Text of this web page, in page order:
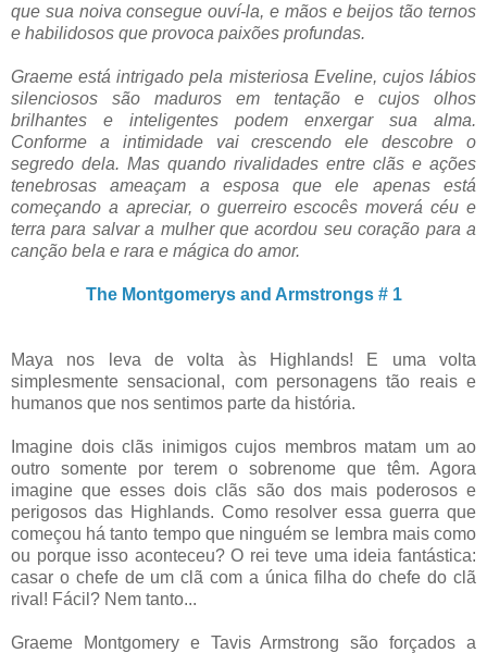
que sua noiva consegue ouví-la, e mãos e beijos tão ternos
e habilidosos que provoca paixões profundas.
Graeme está intrigado pela misteriosa Eveline, cujos lábios
silenciosos são maduros em tentação e cujos olhos
brilhantes e inteligentes podem enxergar sua alma.
Conforme a intimidade vai crescendo ele descobre o
segredo dela. Mas quando rivalidades entre clãs e ações
tenebrosas ameaçam a esposa que ele apenas está
começando a apreciar, o guerreiro escocês moverá céu e
terra para salvar a mulher que acordou seu coração para a
canção bela e rara e mágica do amor.
The Montgomerys and Armstrongs # 1
Maya nos leva de volta às Highlands! E uma volta
simplesmente sensacional, com personagens tão reais e
humanos que nos sentimos parte da história.
Imagine dois clãs inimigos cujos membros matam um ao
outro somente por terem o sobrenome que têm. Agora
imagine que esses dois clãs são dos mais poderosos e
perigosos das Highlands. Como resolver essa guerra que
começou há tanto tempo que ninguém se lembra mais como
ou porque isso aconteceu? O rei teve uma ideia fantástica:
casar o chefe de um clã com a única filha do chefe do clã
rival! Fácil? Nem tanto...
Graeme Montgomery e Tavis Armstrong são forçados a